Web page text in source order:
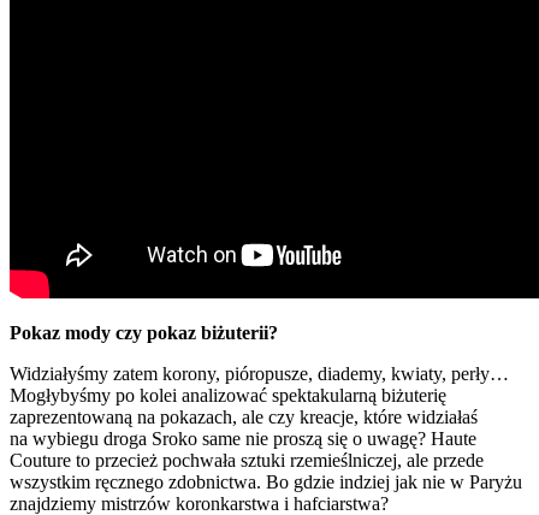
Pokaz mody czy pokaz biżuterii?
Widziałyśmy zatem korony, pióropusze, diademy, kwiaty, perły…
Mogłybyśmy po kolei analizować spektakularną biżuterię
zaprezentowaną na pokazach, ale czy kreacje, które widziałaś
na wybiegu droga Sroko same nie proszą się o uwagę? Haute
Couture to przecież pochwała sztuki rzemieślniczej, ale przede
wszystkim ręcznego zdobnictwa. Bo gdzie indziej jak nie w Paryżu
znajdziemy mistrzów koronkarstwa i hafciarstwa?